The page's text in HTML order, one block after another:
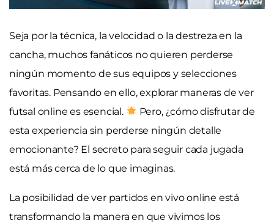
Seja por la técnica, la velocidad o la destreza en la
cancha, muchos fanáticos no quieren perderse
ningún momento de sus equipos y selecciones
favoritas. Pensando en ello, explorar maneras de ver
futsal online es esencial.
Pero, ¿cómo disfrutar de
esta experiencia sin perderse ningún detalle
emocionante? El secreto para seguir cada jugada
está más cerca de lo que imaginas.
La posibilidad de ver partidos en vivo online está
transformando la manera en que vivimos los